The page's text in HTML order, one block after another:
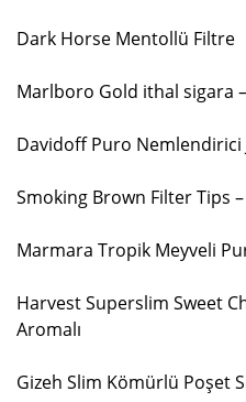
Dark Horse Mentollü Filtre
Marlboro Gold ithal sigara
Davidoff Puro Nemlendirici
Smoking Brown Filter Tips –
Marmara Tropik Meyveli
Harvest Superslim Sweet
Aromalı
Gizeh Slim Kömürlü Poşet